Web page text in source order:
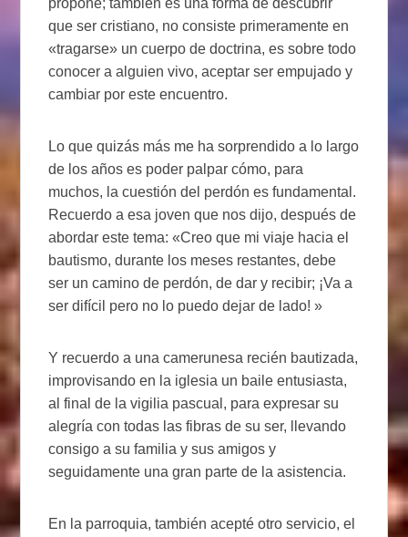
que ser cristiano, no consiste primeramente en
«tragarse» un cuerpo de doctrina, es sobre todo
conocer a alguien vivo, aceptar ser empujado y
cambiar por este encuentro.
Lo que quizás más me ha sorprendido a lo largo
de los años es poder palpar cómo, para
muchos, la cuestión del perdón es fundamental.
Recuerdo a esa joven que nos dijo, después de
abordar este tema: «Creo que mi viaje hacia el
bautismo, durante los meses restantes, debe
ser un camino de perdón, de dar y recibir; ¡Va a
ser difícil pero no lo puedo dejar de lado! »
Y recuerdo a una camerunesa recién bautizada,
improvisando en la iglesia un baile entusiasta,
al final de la vigilia pascual, para expresar su
alegría con todas las fibras de su ser, llevando
consigo a su familia y sus amigos y
seguidamente una gran parte de la asistencia.
En la parroquia, también acepté otro servicio, el